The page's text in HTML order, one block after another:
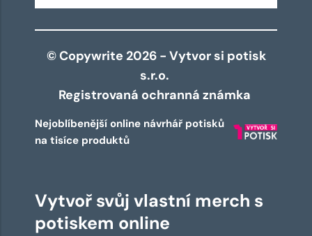
© Copywrite 2026 - Vytvor si potisk
s.r.o.
Registrovaná ochranná známka
Nejoblíbenější online návrhář potisků
na tisíce produktů
Vytvoř svůj vlastní merch s
potiskem online